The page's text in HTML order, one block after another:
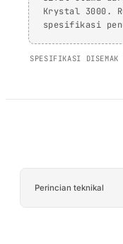
Pita Busa
AFT 1200GF
Pita Busa
kaca
Krystal 3000.
spesifikasi
SPESIFIKASI
Perincian teknikal